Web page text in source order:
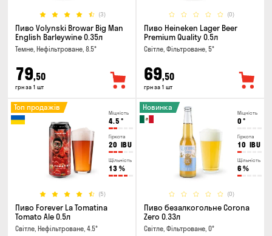
(3)
Пиво Volynski Browar Big Man
English Barleywine 0.35л
Темне, Нефільтроване, 8.5°
79,50
грн за 1 шт
(0)
Пиво Heineken Lager Beer
Premium Quality 0.5л
Світле, Фільтроване, 5°
69,50
грн за 1 шт
Міцність
4.5 °
Гіркота
20 IBU
Щільність
13 %
(5)
Топ продажів
Пиво Forever La Tomatina
Tomato Ale 0.5л
Світле, Нефільтроване, 4.5°
Міцність
0 °
Гіркота
10 IBU
Щільність
6 %
(0)
Новинка
Пиво безалкогольне Corona
Zero 0.33л
Світле, Фільтроване, 0°